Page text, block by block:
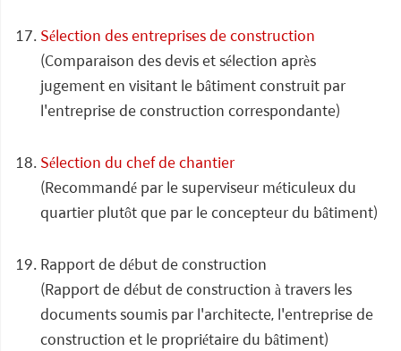
Sélection des entreprises de construction
(Comparaison des devis et sélection après
jugement en visitant le bâtiment construit par
l'entreprise de construction correspondante)
Sélection du chef de chantier
(Recommandé par le superviseur méticuleux du
quartier plutôt que par le concepteur du bâtiment)
Rapport de début de construction
(Rapport de début de construction à travers les
documents soumis par l'architecte, l'entreprise de
construction et le propriétaire du bâtiment)